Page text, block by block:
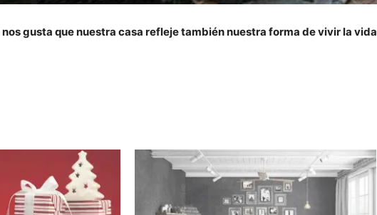
nos gusta que nuestra casa refleje también nuestra forma de vivir la vida